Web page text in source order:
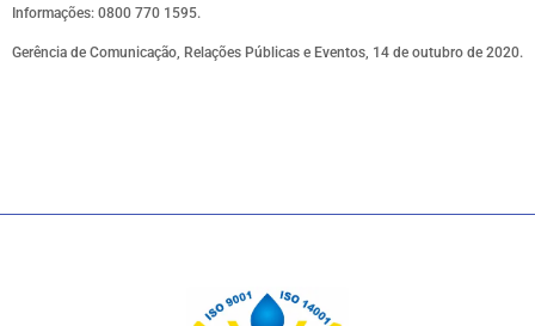
Informações: 0800 770 1595.
Gerência de Comunicação, Relações Públicas e Eventos, 14 de outubro de 2020.